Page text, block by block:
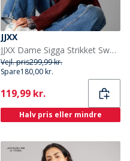
JJXX
JJXX Dame Sigga Strikket Sweater Cabernet
Vejl. pris299,99 kr.
Spare180,00 kr.
Current
119,99 kr.
Halv pris eller mindre